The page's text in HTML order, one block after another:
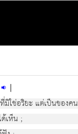
|
ใช่อริยะ แต่เป็นของค
เห็น ;